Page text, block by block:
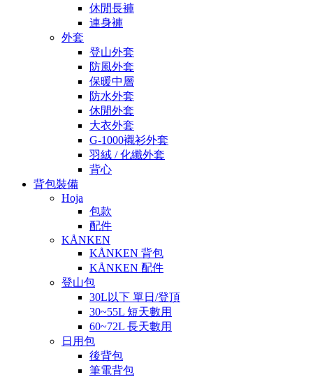
休閒長褲
連身褲
外套
登山外套
防風外套
保暖中層
防水外套
休閒外套
大衣外套
G-1000襯衫外套
羽絨 / 化纖外套
背心
背包裝備
Hoja
包款
配件
KÅNKEN
KÅNKEN 背包
KÅNKEN 配件
登山包
30L以下 單日/登頂
30~55L 短天數用
60~72L 長天數用
日用包
後背包
筆電背包